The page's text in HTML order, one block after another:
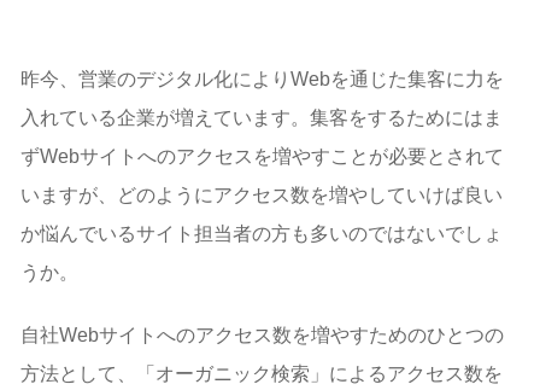
昨今、営業のデジタル化によりWebを通じた集客に力を
入れている企業が増えています。集客をするためにはま
ずWebサイトへのアクセスを増やすことが必要とされて
いますが、どのようにアクセス数を増やしていけば良い
か悩んでいるサイト担当者の方も多いのではないでしょ
うか。
自社Webサイトへのアクセス数を増やすためのひとつの
方法として、「オーガニック検索」によるアクセス数を